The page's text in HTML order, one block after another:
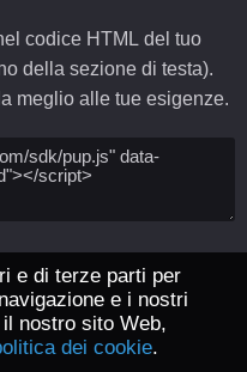
codice HTML del tuo
della sezione di testa).
meglio alle tue esigenze.
e di terze parti per
e i nostri
nostro sito Web,
dei cookie.